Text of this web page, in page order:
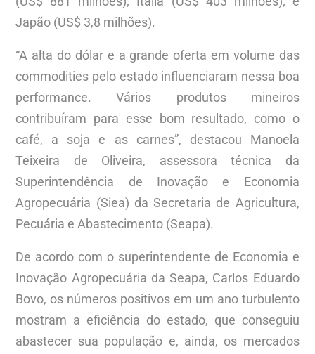
Japão (US$ 3,8 milhões).
“A alta do dólar e a grande oferta em volume das
commodities pelo estado influenciaram nessa boa
performance. Vários produtos mineiros
contribuíram para esse bom resultado, como o
café, a soja e as carnes”, destacou Manoela
Teixeira de Oliveira, assessora técnica da
Superintendência de Inovação e Economia
Agropecuária (Siea) da Secretaria de Agricultura,
Pecuária e Abastecimento (Seapa).
De acordo com o superintendente de Economia e
Inovação Agropecuária da Seapa, Carlos Eduardo
Bovo, os números positivos em um ano turbulento
mostram a eficiência do estado, que conseguiu
abastecer sua população e, ainda, os mercados